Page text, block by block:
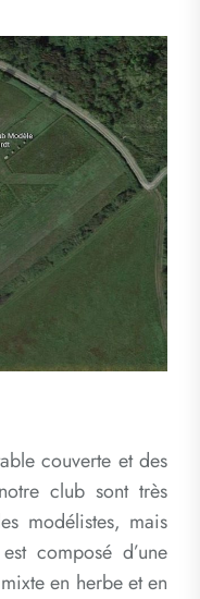
couverte et des
club sont très
modélistes, mais
composé d’une
en herbe et en